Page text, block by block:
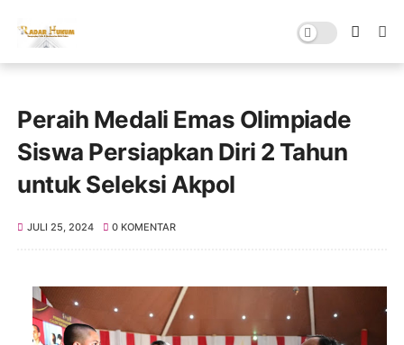
Peraih Medali Emas Olimpiade
Siswa Persiapkan Diri 2 Tahun
untuk Seleksi Akpol
JULI 25, 2024 0 KOMENTAR